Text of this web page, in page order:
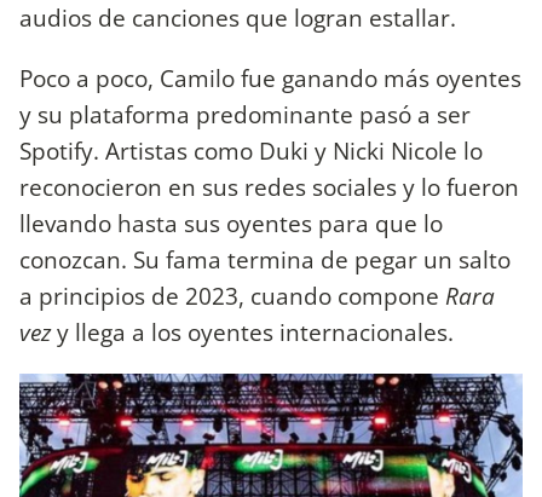
audios de canciones que logran estallar.
Poco a poco, Camilo fue ganando más oyentes
y su plataforma predominante pasó a ser
Spotify. Artistas como Duki y Nicki Nicole lo
reconocieron en sus redes sociales y lo fueron
llevando hasta sus oyentes para que lo
conozcan. Su fama termina de pegar un salto
a principios de 2023, cuando compone Rara
vezy llega a los oyentes internacionales.